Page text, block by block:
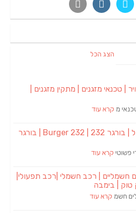
הצג הכל
| טכנאי מזגנים | מתקין מזגנים |
מ קרא עוד
בורגר באשכול | בורגר 232 | Burger 232 | בורגר
פשוטי קרא עוד
חשמליים | רכב חשמלי |רכב תפעולי|
טוק | בימבה
חשמ קרא עוד